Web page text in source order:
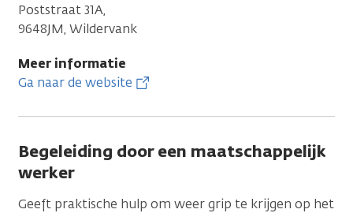
Poststraat 31A,
9648JM, Wildervank
Meer informatie
Ga naar de website
Begeleiding door een maatschappelijk
werker
Geeft praktische hulp om weer grip te krijgen op het